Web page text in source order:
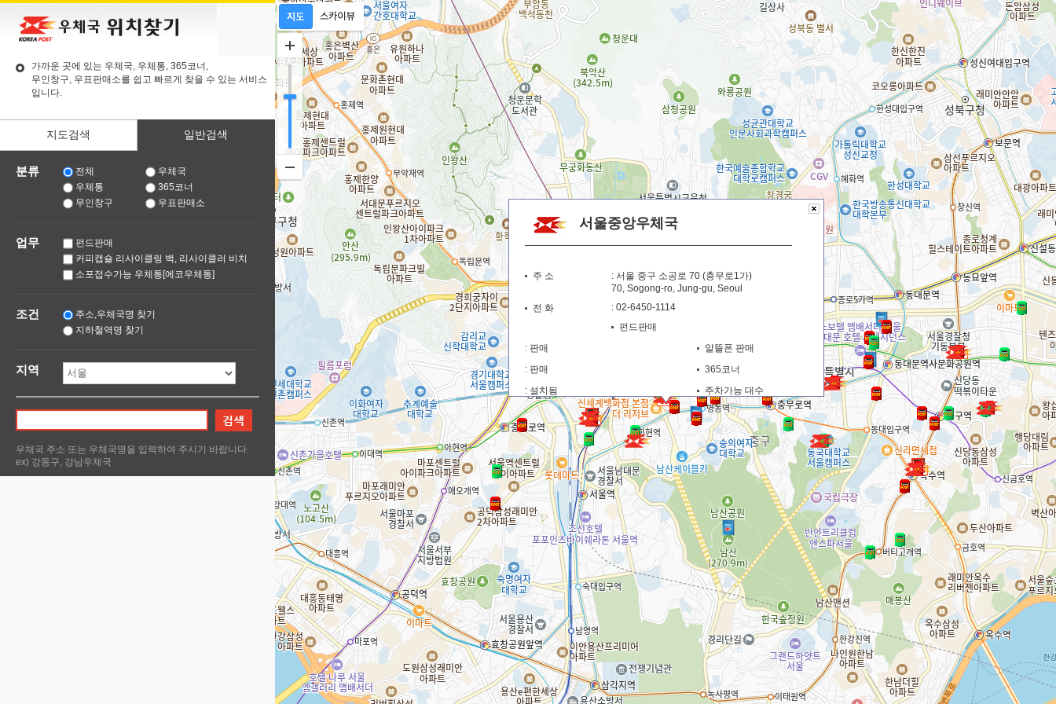
가까운 곳에 있는 우체국, 우체통, 365코너,
무인창구, 우표판매소를 쉽고 빠르게 찾을 수 있는 서비스
입니다.
지도검색 일반검색
분류 전체
우체국
우체통
365코너
무인창구
우표판매소
업무
펀드판매
커피캡슐 리사이클링 백, 리사이클러 비치
소포접수가능 우체통[에코우체통]
조건
주소,우체국명 찾기
지하철역명 찾기
지역
우체국 주소 또는 우체국명을 입력하여 주시기 바랍니다.
ex) 강동구, 강남우체국